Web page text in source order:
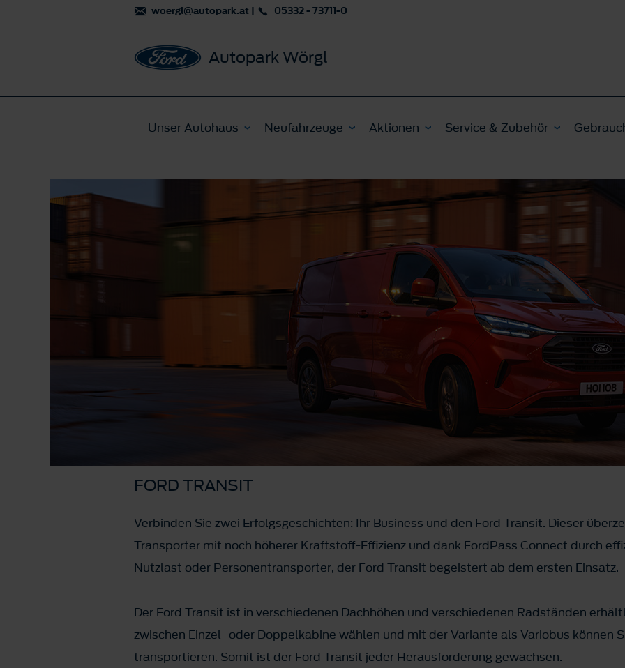
woergl@autopark.at | 05332 - 73711-0
Autopark Wörgl
Unser Autohaus Neufahrzeuge Aktionen Service & Zubehör
FORD TRANSIT
Verbinden Sie zwei Erfolgsgeschichten: Ihr Business und den Ford Transit. Dieser
Transporter mit noch höherer Kraftstoff-Effizienz und dank FordPass Connect durch
Nutzlast oder Personentransporter, der Ford Transit begeistert ab dem ersten Einsatz.
Der Ford Transit ist in verschiedenen Dachhöhen und verschiedenen Radständen
zwischen Einzel- oder Doppelkabine wählen und mit der Variante als Variobus können
transportieren. Somit ist der Ford Transit jeder Herausforderung gewachsen.